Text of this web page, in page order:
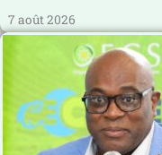
7 août 2026